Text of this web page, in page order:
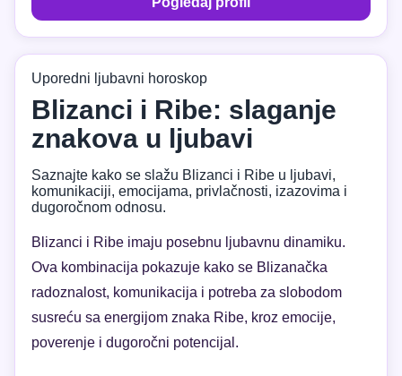
Uporedni ljubavni horoskop
Blizanci i Ribe: slaganje
znakova u ljubavi
Saznajte kako se slažu Blizanci i Ribe u ljubavi,
komunikaciji, emocijama, privlačnosti, izazovima i
dugoročnom odnosu.
Blizanci i Ribe imaju posebnu ljubavnu dinamiku.
Ova kombinacija pokazuje kako se Blizanačka
radoznalost, komunikacija i potreba za slobodom
susreću sa energijom znaka Ribe, kroz emocije,
poverenje i dugoročni potencijal.